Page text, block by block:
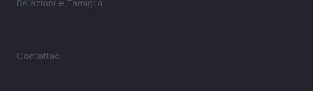
Relazioni e Famiglia
Contattaci